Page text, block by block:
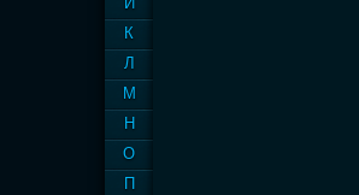
К
Л
М
Н
О
П